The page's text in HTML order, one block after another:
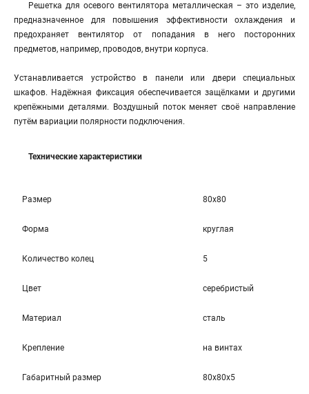
Решетка для осевого вентилятора металлическая – это изделие,
предназначенное для повышения эффективности охлаждения и
предохраняет вентилятор от попадания в него посторонних
предметов, например, проводов, внутри корпуса.
Устанавливается устройство в панели или двери специальных
шкафов. Надёжная фиксация обеспечивается защёлками и другими
крепёжными деталями. Воздушный поток меняет своё направление
путём вариации полярности подключения.
Технические характеристики
Размер 80x80
Форма круглая
Количество колец 5
Цвет серебристый
Материал сталь
Крепление на винтах
Габаритный размер 80x80x5